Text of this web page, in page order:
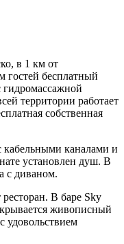
в 1 км от
гостей бесплатный
гидромассажной
территории работает
собственная
кабельными каналами и
установлен душ. В
с диваном.
В баре Sky
живописный